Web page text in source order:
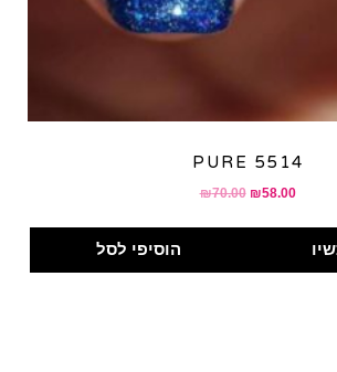
PURE 5514
₪70.00 Original
₪58.00Current
הוסיפי לסל